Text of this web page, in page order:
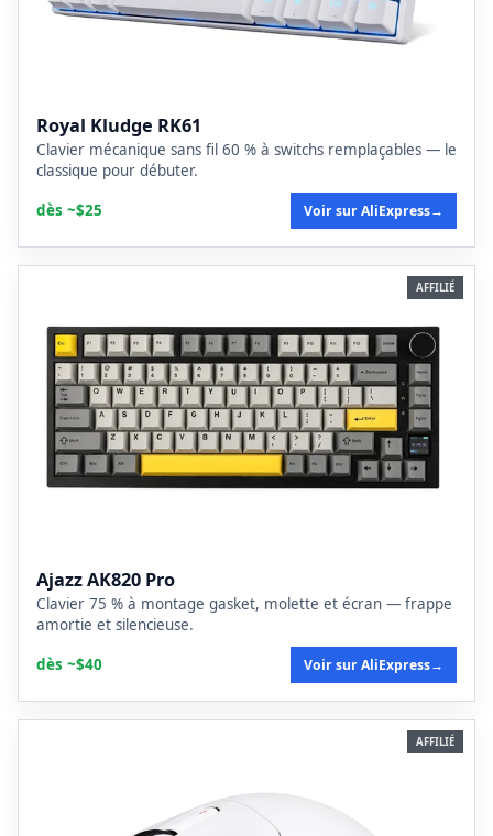
Royal Kludge RK61
Clavier mécanique sans fil 60 % à switchs remplaçables — le
classique pour débuter.
dès ~$25
Voir sur AliExpress→
AFFILIÉ
Ajazz AK820 Pro
Clavier 75 % à montage gasket, molette et écran — frappe
amortie et silencieuse.
dès ~$40
Voir sur AliExpress→
AFFILIÉ